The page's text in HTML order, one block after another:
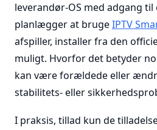
leverandør-OS med adgang
planlægger at brugeIPTV
afspiller, installer fra den
muligt. Hvorfor det betyder
kan være forældede eller
stabilitets- eller
I praksis, tillad kun de